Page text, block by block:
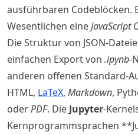
ausführbaren Codeblöcken.
Wesentlichen eineJavaScript
Die Struktur von JSON-
einfachen Export von .ipynb-
anderen offenen Standard-
HTML, LaTeX, Markdown,
oderPDF. Die Jupyter-
Kernprogrammsprachen